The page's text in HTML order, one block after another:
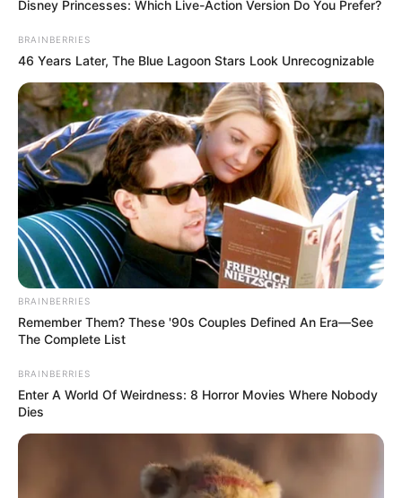
Disney Princesses: Which Live-Action Version Do You Prefer?
BRAINBERRIES
46 Years Later, The Blue Lagoon Stars Look Unrecognizable
BRAINBERRIES
Remember Them? These '90s Couples Defined An Era—See
The Complete List
BRAINBERRIES
Enter A World Of Weirdness: 8 Horror Movies Where Nobody
Dies